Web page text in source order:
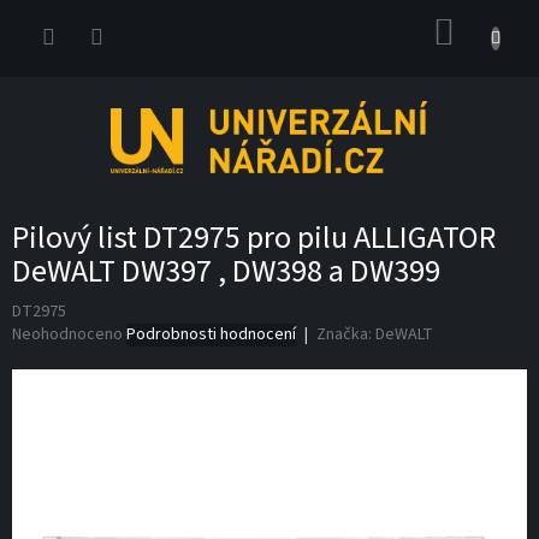
Pilový list DT2975 pro pilu ALLIGATOR
DeWALT DW397 , DW398 a DW399
DT2975
Průměrné
Neohodnoceno Podrobnosti hodnocení Značka: DeWALT